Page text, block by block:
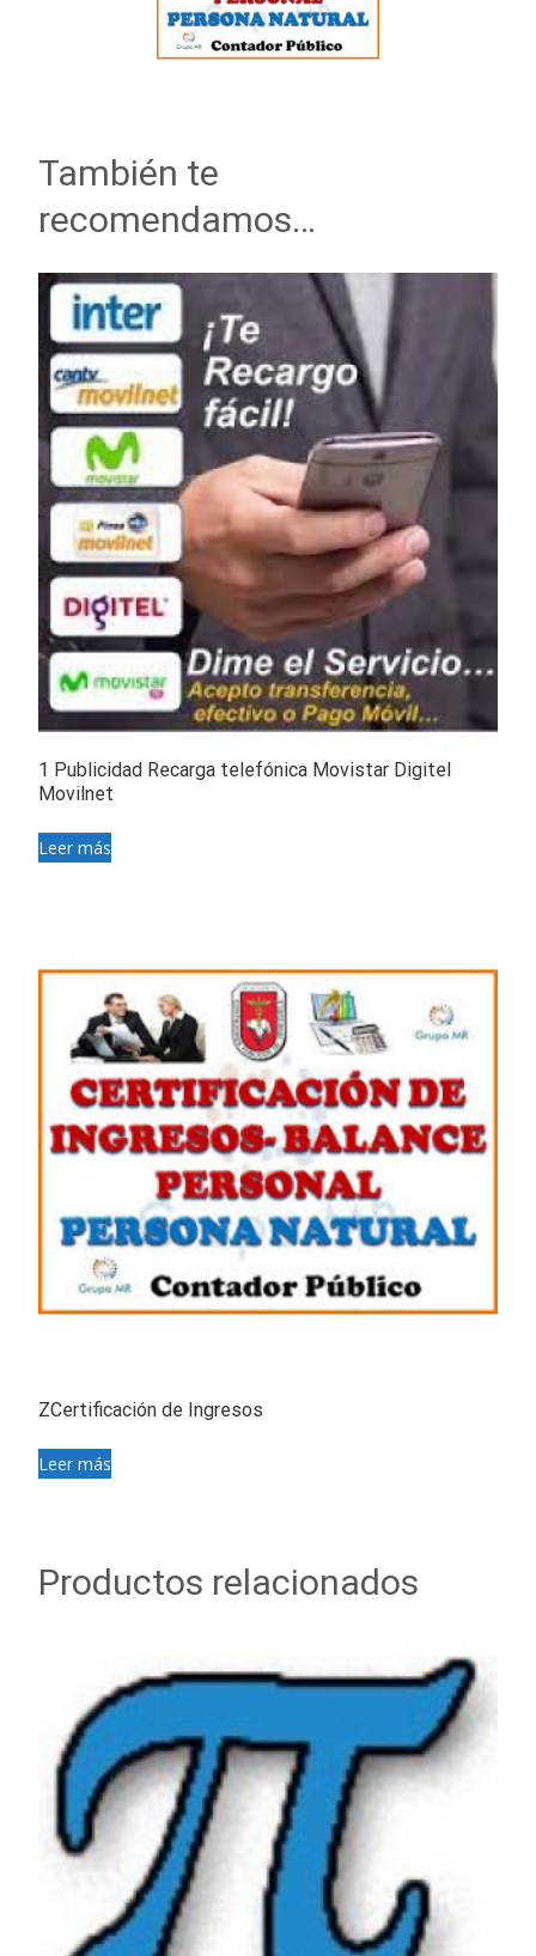
También te
recomendamos…
1 Publicidad Recarga telefónica Movistar Digitel
Movilnet
Leer más
ZCertificación de Ingresos
Leer más
Productos relacionados